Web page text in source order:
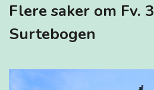
Flere saker om Fv.
Surtebogen